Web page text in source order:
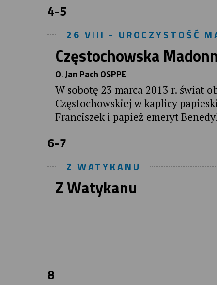
4-5
26 VIII - UROCZYSTOŚĆ
Częstochowska
O. Jan Pach OSPPE
W sobotę 23 marca 2013 r. świat
Częstochowskiej w kaplicy
Franciszek i papież emeryt
6-7
Z WATYKANU
Z Watykanu
8